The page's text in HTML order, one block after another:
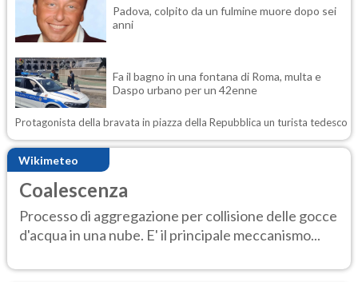
Padova, colpito da un fulmine muore dopo sei
anni
Fa il bagno in una fontana di Roma, multa e
Daspo urbano per un 42enne
Protagonista della bravata in piazza della Repubblica un turista tedesco
Wikimeteo
Coalescenza
Processo di aggregazione per collisione delle gocce
d'acqua in una nube. E' il principale meccanismo...